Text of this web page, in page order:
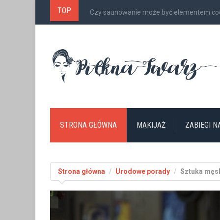
TOP Czy saunowanie może być elementem
STRONA GŁÓWNA MAKIJAŻ ZABIEGI
Strona główna Urodowe porady Sztuka